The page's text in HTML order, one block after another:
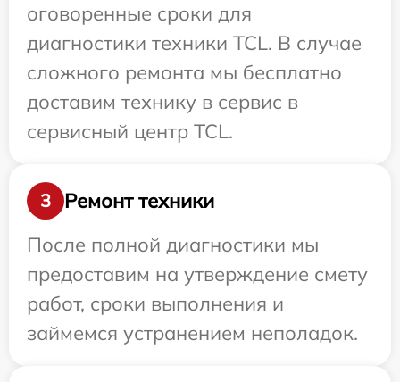
оговоренные сроки для
диагностики техники TCL. В случае
сложного ремонта мы бесплатно
доставим технику в сервис в
сервисный центр TCL.
3
Ремонт техники
После полной диагностики мы
предоставим на утверждение смету
работ, сроки выполнения и
займемся устранением неполадок.